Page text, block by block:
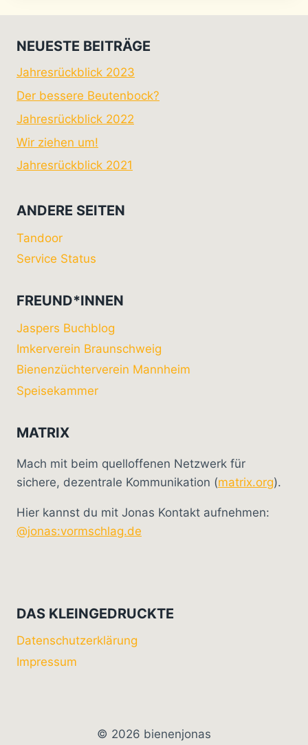
NEUESTE BEITRÄGE
Jahresrückblick 2023
Der bessere Beutenbock?
Jahresrückblick 2022
Wir ziehen um!
Jahresrückblick 2021
ANDERE SEITEN
Tandoor
Service Status
FREUND*INNEN
Jaspers Buchblog
Imkerverein Braunschweig
Bienenzüchterverein Mannheim
Speisekammer
MATRIX
Mach mit beim quelloffenen Netzwerk für
sichere, dezentrale Kommunikation (matrix.org).
Hier kannst du mit Jonas Kontakt aufnehmen:
@jonas:vormschlag.de
DAS KLEINGEDRUCKTE
Datenschutzerklärung
Impressum
© 2026 bienenjonas